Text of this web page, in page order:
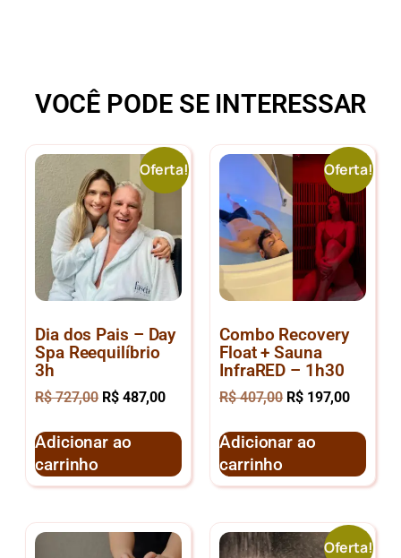
VOCÊ PODE SE INTERESSAR
Oferta!
Dia dos Pais – Day
Spa Reequilíbrio
3h
R$727,00 R$487,00
Adicionar ao
carrinho
Oferta!
Combo Recovery
Float + Sauna
InfraRED – 1h30
R$407,00 R$197,00
Adicionar ao
carrinho
Oferta!